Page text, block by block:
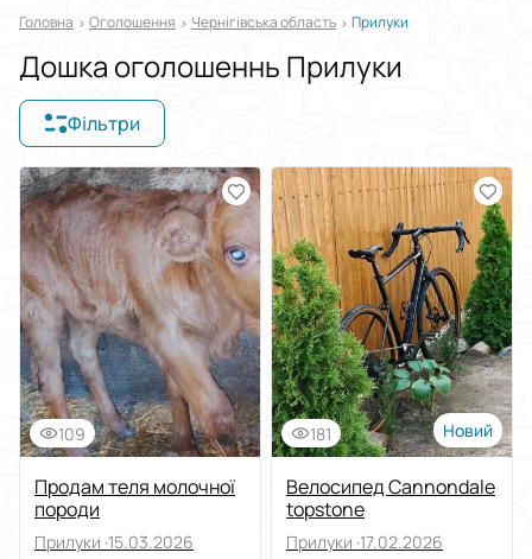
Головна Оголошення Чернігівська область Прилуки
Дошка оголошеннь Прилуки
Фільтри
Відображати в $€₴
Сортувати за
Виберіть групу категорій
Ціна
Від До
Стан
Застосувати
109
Продам теля молочної
породи
Прилуки ·15.03.2026
181 Новий
Велосипед Cannondale
topstone
Прилуки ·17.02.2026